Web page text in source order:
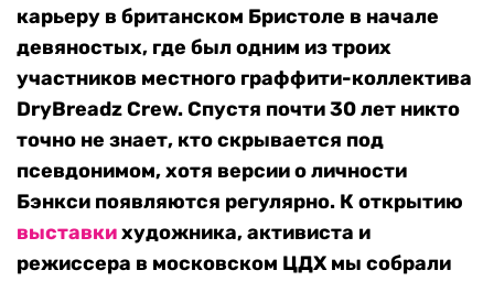
карьеру в британском Бристоле в начале
девяностых, где был одним из троих
участников местного граффити-коллектива
DryBreadz Crew. Спустя почти 30 лет никто
точно не знает, кто скрывается под
псевдонимом, хотя версии о личности
Бэнкси появляются регулярно. К открытию
выставкихудожника, активиста и
режиссера в московском ЦДХ мы собрали